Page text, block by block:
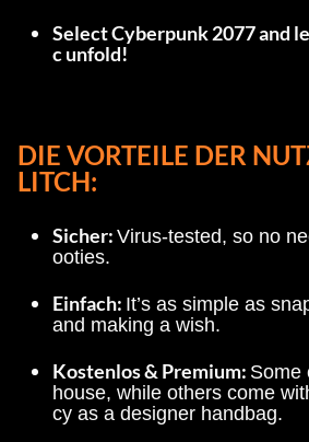
Select Cyberpunk 2077 and
c unfold!
DIE VORTEILE DER
LITCH:
Sicher: Virus-tested, so no
ooties.
Einfach: It’s as simple as
and making a wish.
Kostenlos & Premium: Some
house, while others come
cy as a designer handbag.